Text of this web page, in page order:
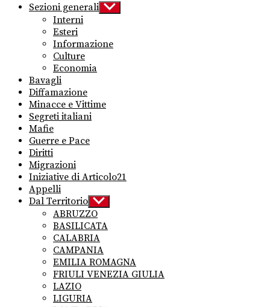
Sezioni generali Show
sub
Interni
Esteri
Informazione
Culture
Economia
Bavagli
Diffamazione
Minacce e Vittime
Segreti italiani
Mafie
Guerre e Pace
Diritti
Migrazioni
Iniziative di Articolo21
Appelli
Dal Territorio Show
sub
menu
ABRUZZO
BASILICATA
CALABRIA
CAMPANIA
EMILIA ROMAGNA
FRIULI VENEZIA GIULIA
LAZIO
LIGURIA